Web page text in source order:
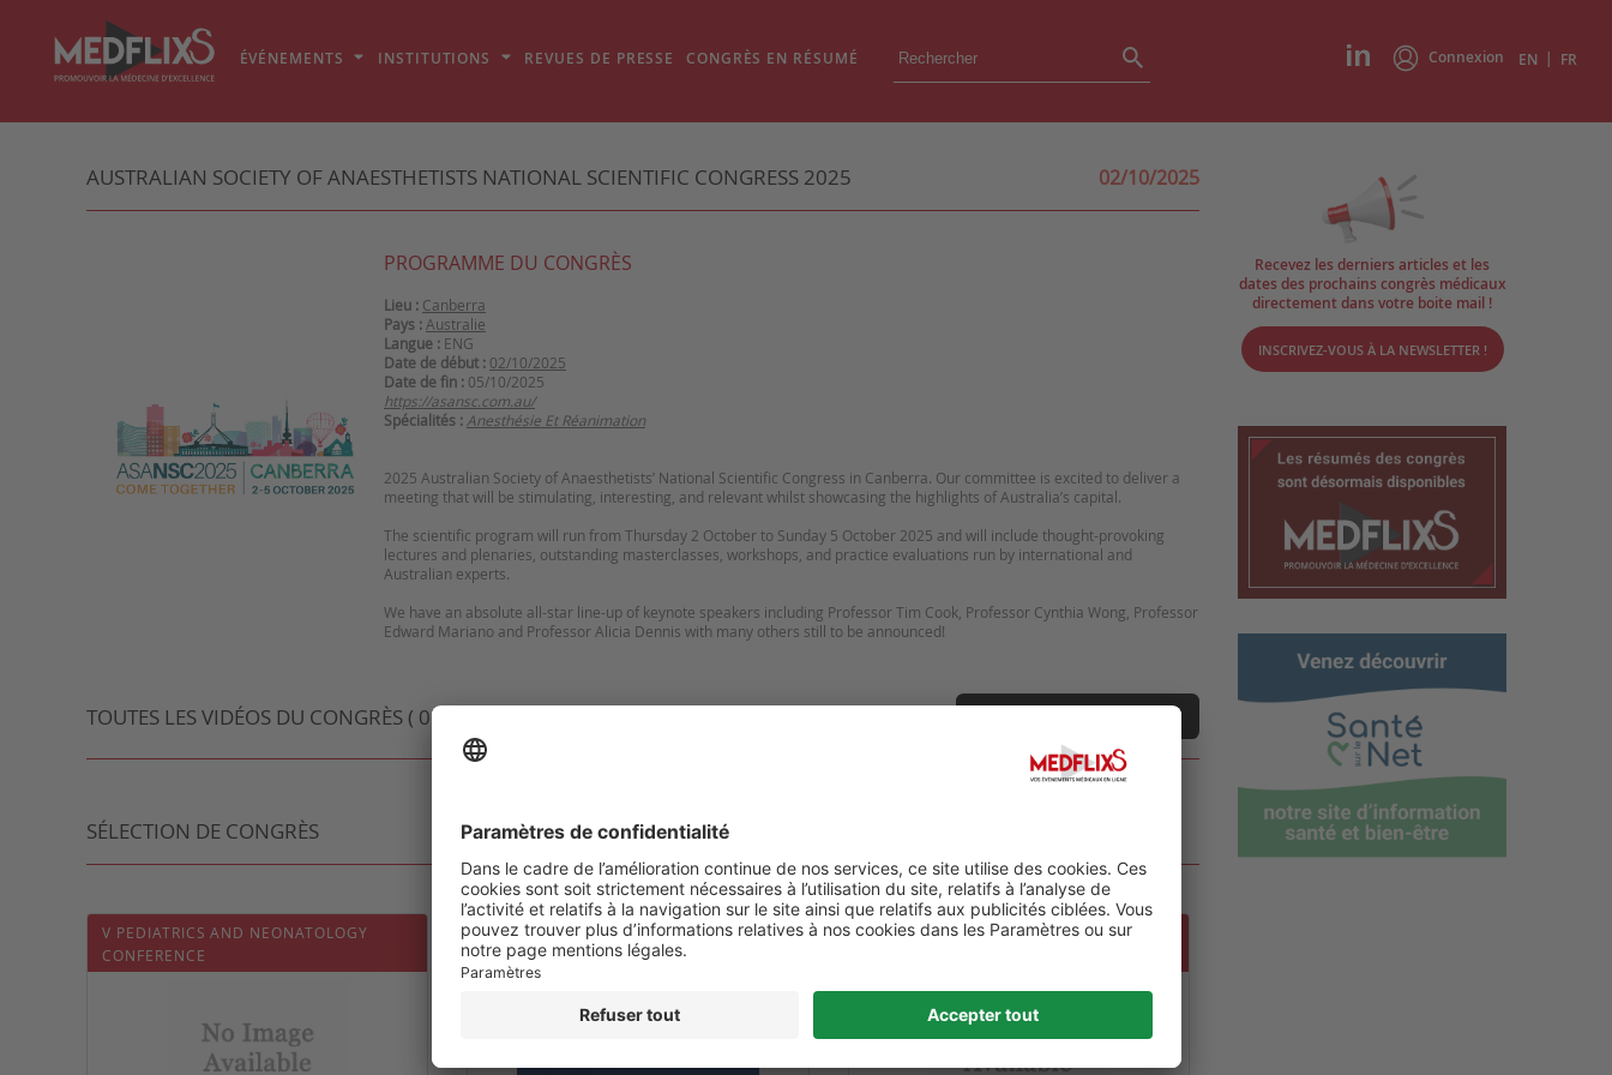
Connexion EN | FR
ÉVÉNEMENTS INSTITUTIONS REVUES DE PRESSE CONGRÈS EN RÉSUMÉ
AUSTRALIAN SOCIETY OF ANAESTHETISTS NATIONAL SCIENTIFIC CONGRESS 2025 02/10/2025
PROGRAMME DU CONGRÈS
Lieu : Canberra
Pays : Australie
Langue : ENG
Date de début : 02/10/2025
Date de fin : 05/10/2025
https://asansc.com.au/
Spécialités : Anesthésie Et Réanimation
2025 Australian Society of Anaesthetists’ National Scientific Congress in Canberra. Our committee is excited to deliver a
meeting that will be stimulating, interesting, and relevant whilst showcasing the highlights of Australia’s capital.
The scientific program will run from Thursday 2 October to Sunday 5 October 2025 and will include thought-provoking
lectures and plenaries, outstanding masterclasses, workshops, and practice evaluations run by international and
Australian experts.
We have an absolute all-star line-up of keynote speakers including Professor Tim Cook, Professor Cynthia Wong, Professor
TOUTES LES VIDÉOS DU CONGRÈS ( 0 VIDÉO )
SÉLECTION DE CONGRÈS
V PEDIATRICS AND NEONATOLOGY
CONFERENCE
JAMIR (JOURNÉES ATLANTIQUES DE
MÉDECINE INTENSIVE RÉANIMATION)
V EURO ANESTHESIOLOGY AND
Recevez les derniers articles et les
dates des prochains congrès médicaux
directement dans votre boite mail !
INSCRIVEZ-VOUS À LA NEWSLETTER !